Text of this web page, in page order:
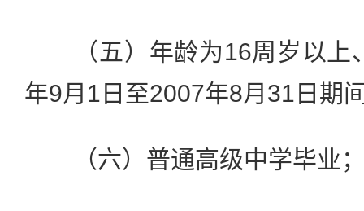
（五）年龄为16周岁以上
年9月1日至2007年8月31日期
（六）普通高级中学毕业